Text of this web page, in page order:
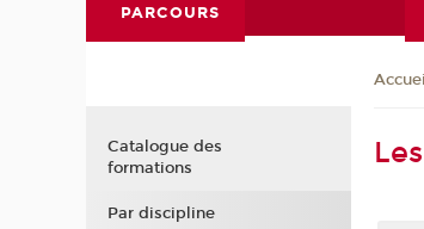
PARCOURS
Catalogue des
formations
Par discipline